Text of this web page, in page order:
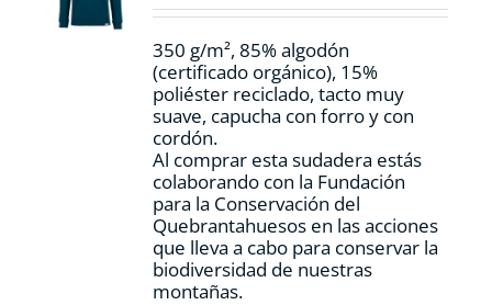
en
página
de
producto
350 g/m², 85% algodón
(certificado orgánico), 15%
poliéster reciclado, tacto muy
suave, capucha con forro y con
cordón.
Al comprar esta sudadera estás
colaborando con la Fundación
para la Conservación del
Quebrantahuesos en las acciones
que lleva a cabo para conservar la
biodiversidad de nuestras
montañas.